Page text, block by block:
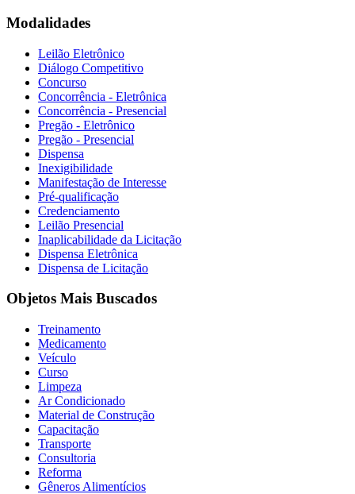
Modalidades
Leilão Eletrônico
Diálogo Competitivo
Concurso
Concorrência - Eletrônica
Concorrência - Presencial
Pregão - Eletrônico
Pregão - Presencial
Dispensa
Inexigibilidade
Manifestação de Interesse
Pré-qualificação
Credenciamento
Leilão Presencial
Inaplicabilidade da Licitação
Dispensa Eletrônica
Dispensa de Licitação
Objetos Mais Buscados
Treinamento
Medicamento
Veículo
Curso
Limpeza
Ar Condicionado
Material de Construção
Capacitação
Transporte
Consultoria
Reforma
Gêneros Alimentícios